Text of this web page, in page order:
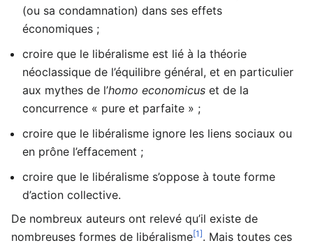
(ou sa condamnation) dans ses effets
économiques ;
croire que le libéralisme est lié à la théorie
néoclassique de l’équilibre général, et en particulier
aux mythes de l’homo economicus et de la
concurrence « pure et parfaite » ;
croire que le libéralisme ignore les liens sociaux ou
en prône l’effacement ;
croire que le libéralisme s’oppose à toute forme
d’action collective.
De nombreux auteurs ont relevé qu’il existe de
nombreuses formes de libéralisme[1]. Mais toutes ces